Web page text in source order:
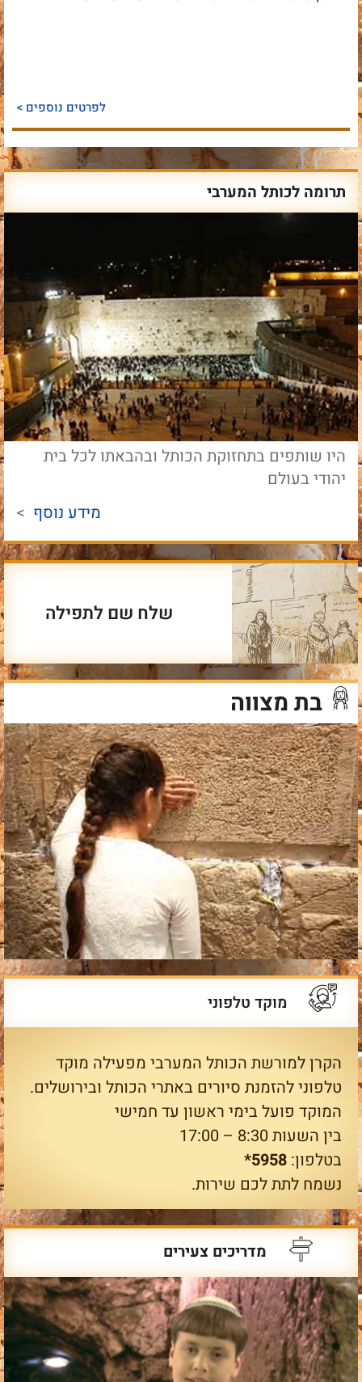
לפרטים נוספים >
תרומה לכותל המערבי
היו שותפים בתחזוקת הכותל ובהבאתו לכל בית
יהודי בעולם
מידע נוסף >
שלח שם לתפילה
בת מצווה
מוקד טלפוני
הקרן למורשת הכותל המערבי מפעילה מוקד
טלפוני להזמנת סיורים באתרי הכותל ובירושלים.
המוקד פועל בימי ראשון עד חמישי
בין השעות 8:30 – 17:00
בטלפון: 5958*
נשמח לתת לכם שירות.
מדריכים צעירים